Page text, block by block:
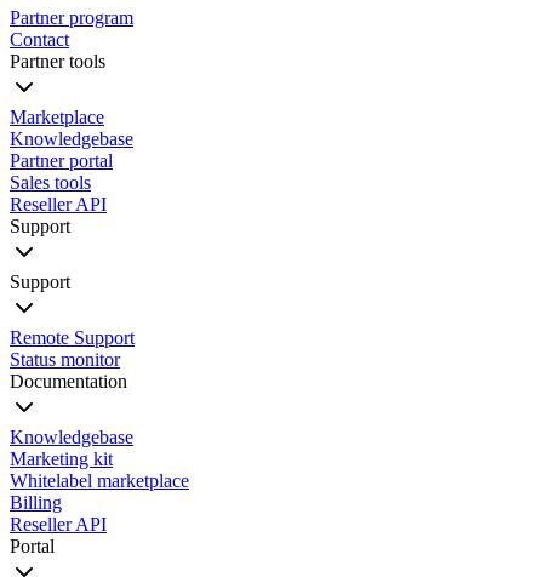
Partner program
Contact
Partner tools
Marketplace
Knowledgebase
Partner portal
Sales tools
Reseller API
Support
Support
Remote Support
Status monitor
Documentation
Knowledgebase
Marketing kit
Whitelabel marketplace
Billing
Reseller API
Portal